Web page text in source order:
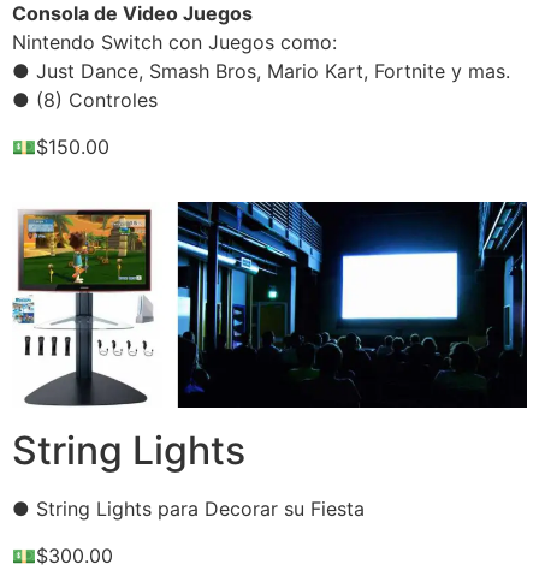
Consola de Video Juegos
Nintendo Switch con Juegos como:
● Just Dance, Smash Bros, Mario Kart, Fortnite y mas.
● (8) Controles
💵$150.00
String Lights
● String Lights para Decorar su Fiesta
💵$300.00